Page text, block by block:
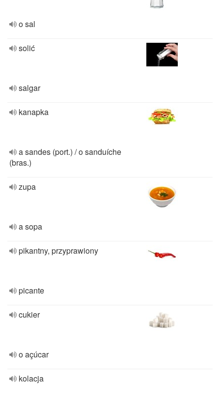
o sal
solić
salgar
kanapka
a sandes (port.) / o sanduíche
(bras.)
zupa
a sopa
pikantny, przyprawiony
picante
cukier
o açúcar
kolacja